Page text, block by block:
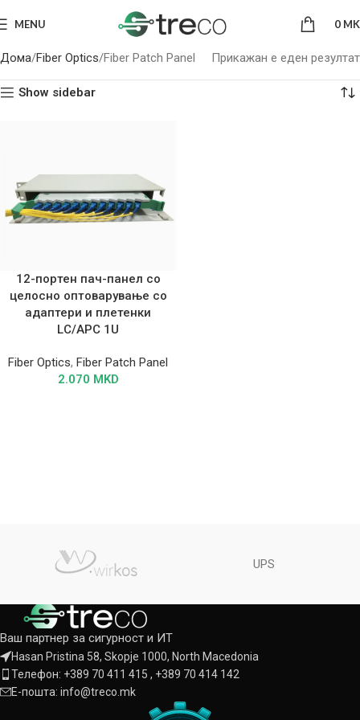
MENU 0
Дома Fiber Optics Fiber Patch Panel Прикажан е еден резултат
Show sidebar
12-портен пач-панел со
целосно оптоварување со
адаптери и плетенки
LC/APC 1U
Fiber Optics, Fiber Patch Panel
2.070 MKD
UPS
Ваш партнер за сигурност и ИТ
Hasan Pristina 58, Skopje 1000, North Macedonia
Телефон: +389 70 411 415 , +389 70 414 142
Е-пошта: info@treco.mk